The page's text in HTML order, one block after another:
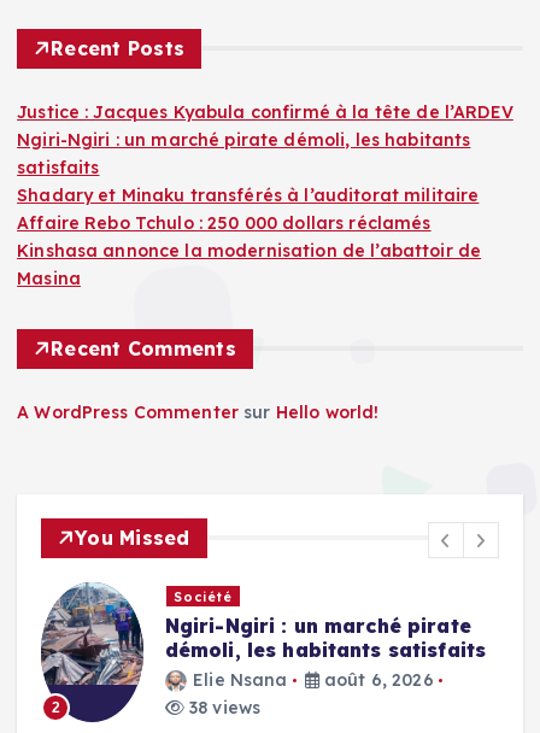
Recent Posts
Justice : Jacques Kyabula confirmé à la tête de l’ARDEV
Ngiri-Ngiri : un marché pirate démoli, les habitants
satisfaits
Shadary et Minaku transférés à l’auditorat militaire
Affaire Rebo Tchulo : 250 000 dollars réclamés
Kinshasa annonce la modernisation de l’abattoir de
Masina
Recent Comments
A WordPress Commenter sur Hello world!
You Missed
2
Société
Ngiri-Ngiri : un marché pirate
démoli, les habitants satisfaits
Elie Nsana
août 6, 2026
38 views